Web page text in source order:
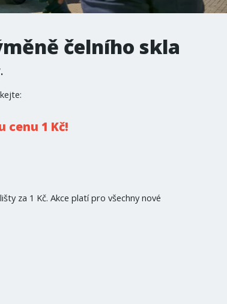
čelního skla
cenu 1 Kč!
za 1 Kč. Akce platí pro všechny nové